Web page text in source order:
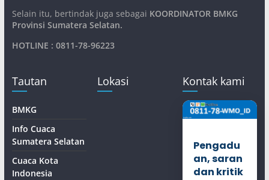
Selain itu, bertindak juga sebagai KOORDINATOR BMKG
Provinsi Sumatera Selatan.
HOTLINE : 0811-78-96223
Tautan
BMKG
Info Cuaca
Sumatera Selatan
Cuaca Kota
Indonesia
Lokasi Kontak kami
Pengadu
an, saran
dan kritik